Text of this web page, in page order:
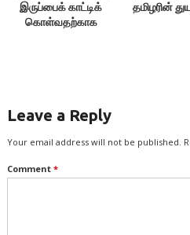
இருப்பைக் காட்டிக்
கொள்வதற்காக
தமிழரின்
Leave a Reply
Your email address will not be published.
Comment *